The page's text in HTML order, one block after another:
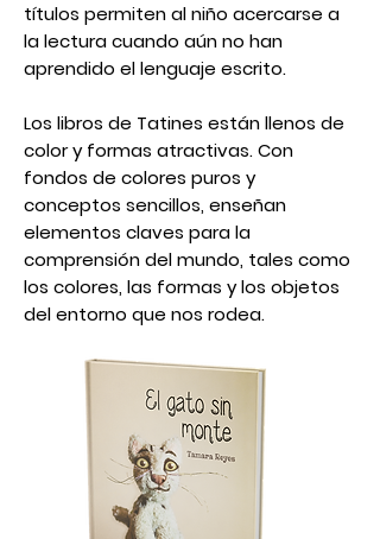
títulos permiten al niño acercarse a
la lectura cuando aún no han
aprendido el lenguaje escrito.
Los libros de Tatines están llenos de
color y formas atractivas. Con
fondos de colores puros y
conceptos sencillos, enseñan
elementos claves para la
comprensión del mundo, tales como
los colores, las formas y los objetos
del entorno que nos rodea.